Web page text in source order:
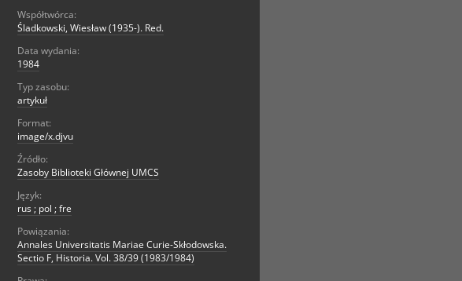
Współtwórca:
Śladkowski, Wiesław (1935-). Red.
Data wydania:
1984
Typ zasobu:
artykuł
Format:
image/x.djvu
Źródło:
Zasoby Biblioteki Głównej UMCS
Język:
rus ; pol ; fre
Powiązania:
Annales Universitatis Mariae Curie-Skłodowska.
Sectio F, Historia. Vol. 38/39 (1983/1984)